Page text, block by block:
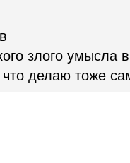
злого умысла
делаю тоже